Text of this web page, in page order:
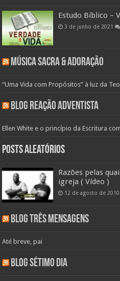
Estudo Bíblico –
3 de junho de 2021
Música Sacra & Adoração
“Uma Vida com Propósitos” à luz da
Blog Reação Adventista
Ellen White e o princípio da Escritura
Posts aleatórios
Razões pelas
igreja ( Vídeo )
12 de agosto de 2010
Blog Três Mensagens
Até breve, pai
Blog Sétimo Dia